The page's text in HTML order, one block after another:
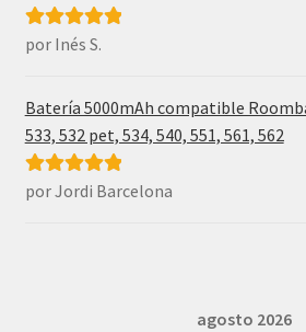
Valorado con
por Inés S.
Batería 5000mAh compatible
533, 532 pet, 534, 540, 551, 561, 562
Valorado con
por Jordi Barcelona
agosto 2026